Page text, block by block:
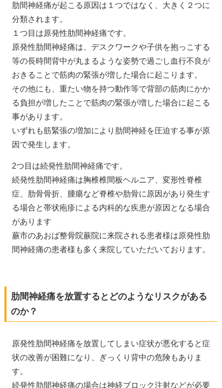
肋間神経痛が起こる原因は１つではなく、大きく２つに
分類されます。
１つ目は原発性肋間神経痛です。
原発性肋間神経痛は、デスクワークや子供を抱っこする
等の長時間背中が丸まるような姿勢で過ごし血行不良が
おきることで筋肉の緊張が増した場合に起こります。
その他にも、重たい物を持つ動作等で背部の筋肉にかか
る負担が増したことで筋肉の緊張が増した場合に起こる
事があります。
いずれも筋緊張の増加により肋間神経を圧迫する事が原
因で発生します。
2つ目は続発性肋間神経痛です。
続発性肋間神経痛は胸椎椎間板ヘルニア、変形性脊椎
症、肋骨骨折、腫瘍など脊椎や肋骨に原因があり発生す
る場合と帯状疱疹による内科的な疾患が原因となる場合
があります
蕨市のあおば整骨院蕨院に来院される患者様は原発性肋
間神経痛の患者様も多く来院していただいております。
肋間神経痛を放置するとどのようなリスクがある
のか？
原発性肋間神経痛を放置してしまい症状が悪化すると症
状の改善が困難になり、ぎっくり背中の危険もありま
す。
続発性肋間神経痛の場合は神経ブロック注射などが必要